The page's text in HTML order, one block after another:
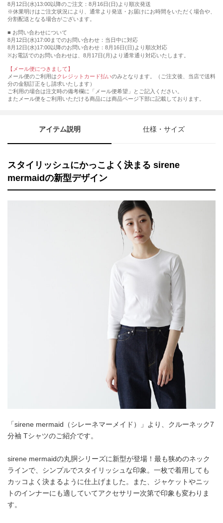
8月12日(水)13:00以降のご注文：8月16日(日)より順次発送
※休業明けはご注文状況により、通常より発送・お届けにお時間をいただく場合や、
分割配送となる場合がございます。
■ お問い合わせについて
8月12日(水)17:00までのお問い合わせ：当日中に対応
8月12日(水)17:00以降のお問い合わせ：8月16日(日)より順次対応
※お電話でのお問い合わせは、8月17日(月)より通常通り対応いたします。
【メール便につきまして】
メール便のご利用はクレジットカード払いのみとなります。（ご注文後、当店で送料
分の金額訂正をし請求いたします）
ご利用の場合は注文時の備考欄に「メール便希望」とご記入ください。
またメール便をご利用いただける商品には商品ページ下部に記載しております。
アイテム説明 仕様・サイズ
スタイリッシュにかっこよく決まる sirene
mermaidの新型デザイン
「sirene mermaid（シレーネマーメイド）」より、クルーネック7
分袖 Tシャツのご紹介です。
sirene mermaidの丸胴シリーズに新型が登場！最も狭めのネック
ラインで、シンプルでスタイリッシュな印象。一枚で着用しても
カッコよく決まるように仕上げました。また、ジャケットやニッ
トのインナーにも適していてアクセサリー次第で印象も変わりま
す。